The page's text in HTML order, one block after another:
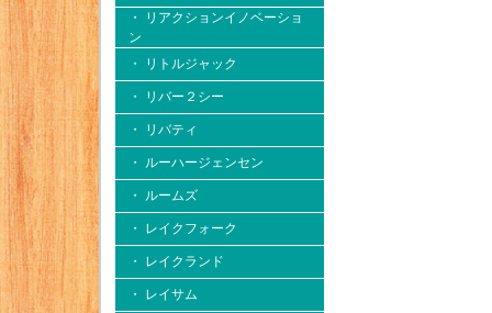
・ リアクションイノベーショ
ン
・ リトルジャック
・ リバー２シー
・ リバティ
・ ルーハージェンセン
・ ルームズ
・ レイクフォーク
・ レイクランド
・ レイサム